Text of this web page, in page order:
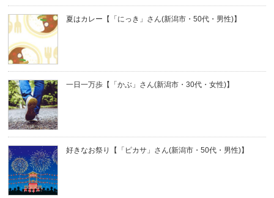
夏はカレー【「にっき」さん(新潟市・50代・男性)】
一日一万歩【「かぶ」さん(新潟市・30代・女性)】
好きなお祭り【「ピカサ」さん(新潟市・50代・男性)】